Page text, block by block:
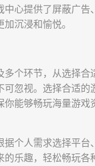
心提供了屏蔽广告
沉浸和愉悦。
个环节，从选择合
可忽视。选择合适的
你能够畅玩海量游戏
个人需求选择平台
乐趣，轻松畅玩各